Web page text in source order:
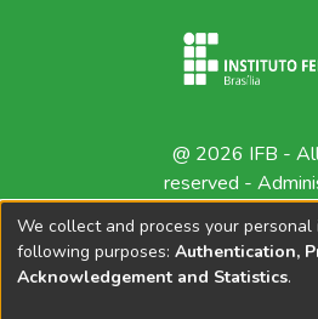
@ 2026 IFB -
reserved -
We collect and process your
following purposes: Authentication,
Acknowledgement and Statistics.